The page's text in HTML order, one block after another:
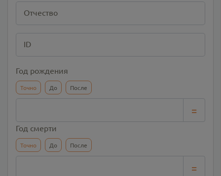
Отчество
ID
Год рождения
Точно До После
=
Год смерти
Точно До После
=